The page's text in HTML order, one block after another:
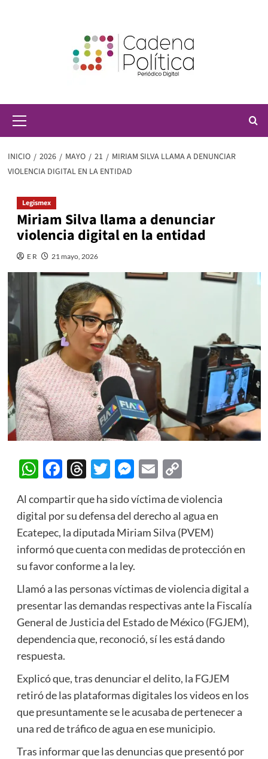
principal
INICIO 2026 MAYO 21
MIRIAM SILVA LLAMA A DENUNCIAR
VIOLENCIA DIGITAL EN LA ENTIDAD
Legismex
Miriam Silva llama a denunciar
violencia digital en la entidad
E R 21 mayo, 2026
WhatsApp
Facebook
Threads
Twitter
Messenger
EmailCopy
Al compartir que ha sido víctima de violencia
digital por su defensa del derecho al agua en
Ecatepec, la diputada Miriam Silva (PVEM)
informó que cuenta con medidas de protección en
su favor conforme a la ley.
Llamó a las personas víctimas de violencia digital a
presentar las demandas respectivas ante la Fiscalía
General de Justicia del Estado de México (FGJEM),
dependencia que, reconoció, sí les está dando
respuesta.
Explicó que, tras denunciar el delito, la FGJEM
retiró de las plataformas digitales los videos en los
que presuntamente se le acusaba de pertenecer a
una red de tráfico de agua en ese municipio.
Tras informar que las denuncias que presentó por